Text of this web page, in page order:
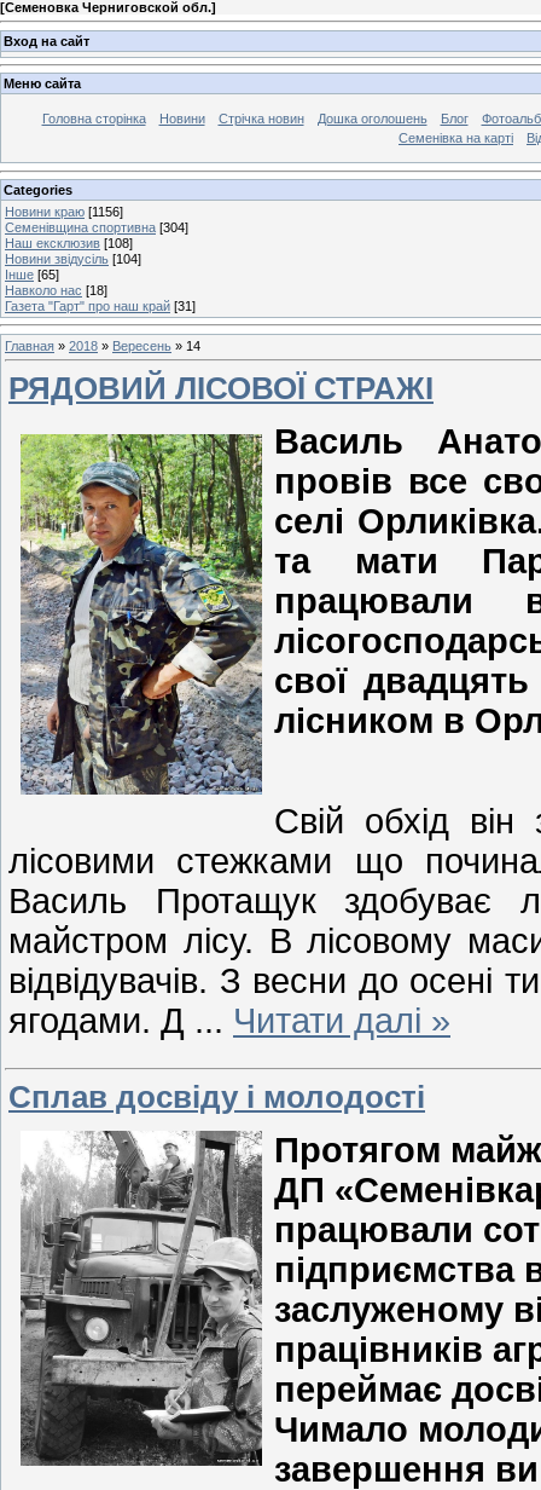
[Семеновка Черниговской обл.]
Вход на сайт
Меню сайта
Головна сторінка Новини Стрічка новин Дошка оголошень Блог
Семенівка на карті
Categories
Новини краю [1156]
Семенівщина спортивна [304]
Наш ексклюзив [108]
Новини звідусіль [104]
Інше [65]
Навколо нас [18]
Газета "Гарт" про наш край [31]
Главная » 2018 » Вересень » 14
РЯДОВИЙ ЛІСОВОЇ СТРАЖІ
Василь
провів все
селі
та мати
працювали
свої
лісником в
Свій обхід
лісовими стежками що
Василь Протащук здобуває
майстром лісу. В лісовому
відвідувачів. З весни до осені
ягодами. Д ... Читати далі »
Сплав досвіду і молодості
Протягом
ДП
працювали
підприємства
заслуженому
працівників
переймає
Чимало
завершення